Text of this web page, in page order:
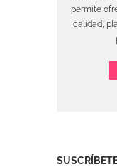
permite
calidad,